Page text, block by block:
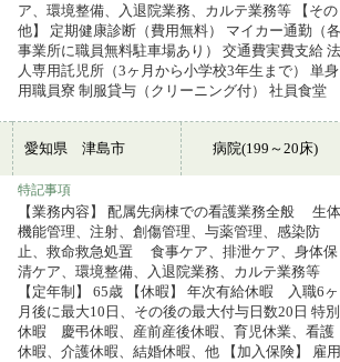
ア、環境整備、入退院業務、カルテ業務等 【その
他】 定期健康診断（費用無料） マイカー通勤（各
事業所に職員無料駐車場あり） 交通費実費支給 法
人専用託児所（3ヶ月から小学校3年生まで） 単身
用職員寮 制服貸与（クリーニング付） 社員食堂
愛知県 津島市 病院(199～20床)
特記事項
【業務内容】 配属先病棟での看護業務全般 生体
機能管理、注射、創傷管理、与薬管理、感染防
止、救命救急処置 食事ケア、排泄ケア、身体保
清ケア、環境整備、入退院業務、カルテ業務等
【定年制】 65歳 【休暇】 年次有給休暇 入職6ヶ
月後に最大10日、その後の最大付与日数20日 特別
休暇 慶弔休暇、産前産後休暇、育児休業、看護
休暇、介護休暇、結婚休暇、他 【加入保険】 雇用